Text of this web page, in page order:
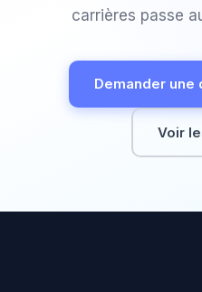
carrières passe
Demander
Voir